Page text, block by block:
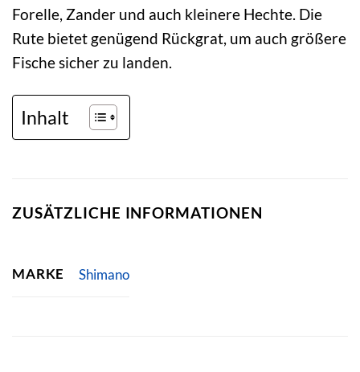
Forelle, Zander und auch kleinere Hechte. Die
Rute bietet genügend Rückgrat, um auch größere
Fische sicher zu landen.
Inhalt
ZUSÄTZLICHE INFORMATIONEN
MARKE Shimano